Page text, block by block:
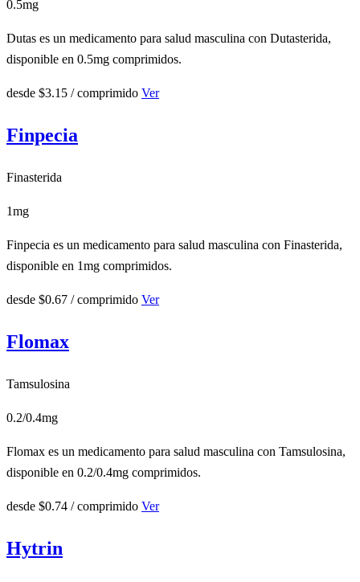
0.5mg
Dutas es un medicamento para salud masculina con Dutasterida,
disponible en 0.5mg comprimidos.
desde $3.15 / comprimido Ver
Finpecia
Finasterida
1mg
Finpecia es un medicamento para salud masculina con Finasterida,
disponible en 1mg comprimidos.
desde $0.67 / comprimido Ver
Flomax
Tamsulosina
0.2/0.4mg
Flomax es un medicamento para salud masculina con Tamsulosina,
disponible en 0.2/0.4mg comprimidos.
desde $0.74 / comprimido Ver
Hytrin